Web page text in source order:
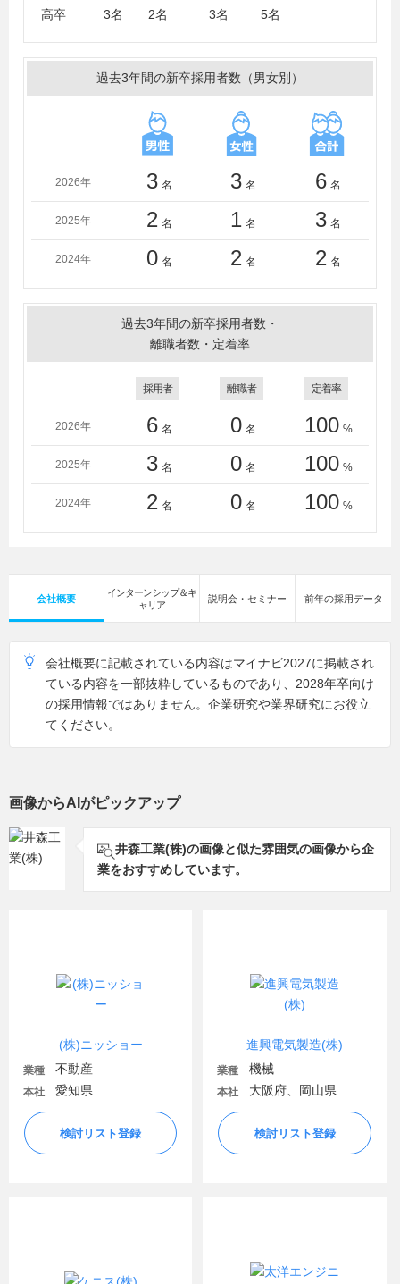
高卒 3名 2名 3名 5名
過去3年間の新卒採用者数（男女別）
2026年 3 名 3 名 6 名
2025年 2 名 1 名 3 名
2024年 0 名 2 名 2 名
過去3年間の新卒採用者数・
離職者数・定着率
採用者 離職者 定着率
2026年 6 名 0 名 100 %
2025年 3 名 0 名 100 %
2024年 2 名 0 名 100 %
会社概要
インターンシップ＆キ
ャリア
説明会・セミナー 前年の採用データ
会社概要に記載されている内容はマイナビ2027に掲載され
ている内容を一部抜粋しているものであり、2028年卒向け
の採用情報ではありません。企業研究や業界研究にお役立
てください。
画像からAIがピックアップ
井森工業(株)の画像と似た雰囲気の画像から企
業をおすすめしています。
(株)ニッショー
業種 不動産
本社 愛知県
検討リスト登録
進興電気製造(株)
業種 機械
本社 大阪府、岡山県
検討リスト登録